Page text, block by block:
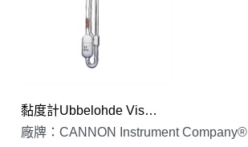
黏度計Ubbelohde Viscometers
廠牌：CANNON Instrument Company®